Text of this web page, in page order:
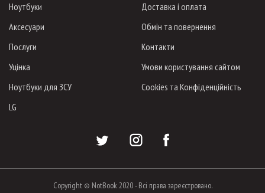
Ноутбуки
Аксесуари
Послуги
Уцінка
Ноутбуки для ЗСУ
LG
Доставка і оплата
Обмін та повернення
Контакти
Умови користування сайтом
Cookies та Конфіденційність
Copyright © NotBook 2020 - Всі права зареєстровано.